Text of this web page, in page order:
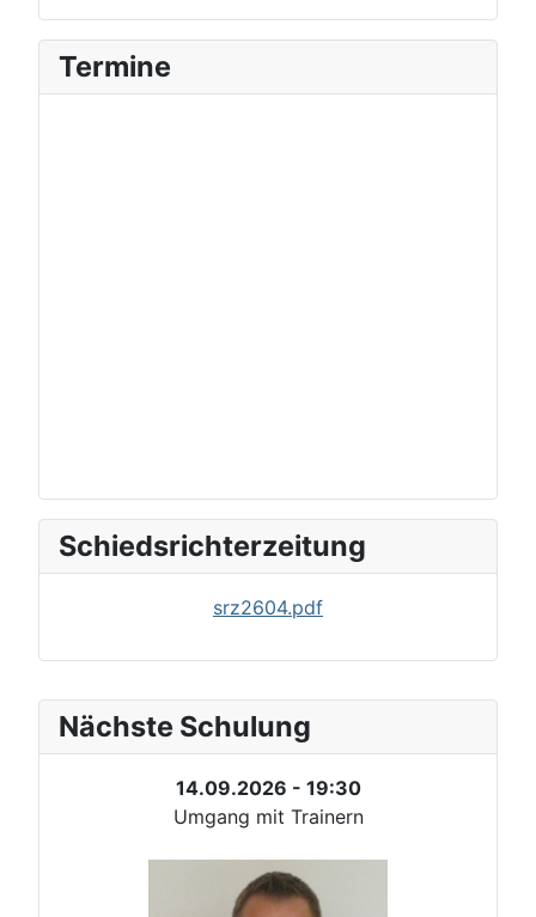
Nächste Schulung
14.09.2026 - 19:30
Umgang mit Trainern
Termine
Schiedsrichterzeitung
srz2604.pdf